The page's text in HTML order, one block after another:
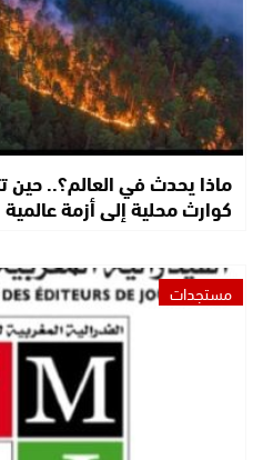
ماذا يحدث في العالم؟.. حين
كوارث محلية إلى أزمة عالمية
مستجدات